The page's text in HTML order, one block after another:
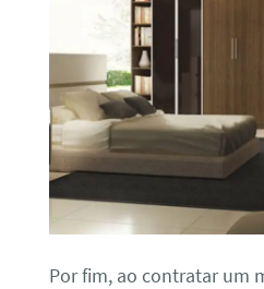
Por fim, ao contratar um